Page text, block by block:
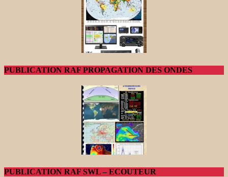
PUBLICATION RAF PROPAGATION DES ONDES
PUBLICATION RAF SWL – ECOUTEUR